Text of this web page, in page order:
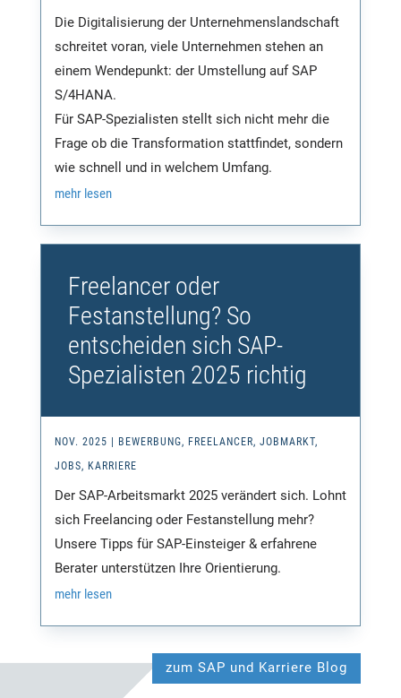
Die Digitalisierung der Unternehmenslandschaft
schreitet voran, viele Unternehmen stehen an
einem Wendepunkt: der Umstellung auf SAP
S/4HANA.
Für SAP-Spezialisten stellt sich nicht mehr die
Frage ob die Transformation stattfindet, sondern
wie schnell und in welchem Umfang.
mehr lesen
Freelancer oder
Festanstellung? So
entscheiden sich SAP-
Spezialisten 2025 richtig
NOV. 2025 | BEWERBUNG, FREELANCER, JOBMARKT,
JOBS, KARRIERE
Der SAP-Arbeitsmarkt 2025 verändert sich. Lohnt
sich Freelancing oder Festanstellung mehr?
Unsere Tipps für SAP-Einsteiger & erfahrene
Berater unterstützen Ihre Orientierung.
mehr lesen
zum SAP und Karriere Blog